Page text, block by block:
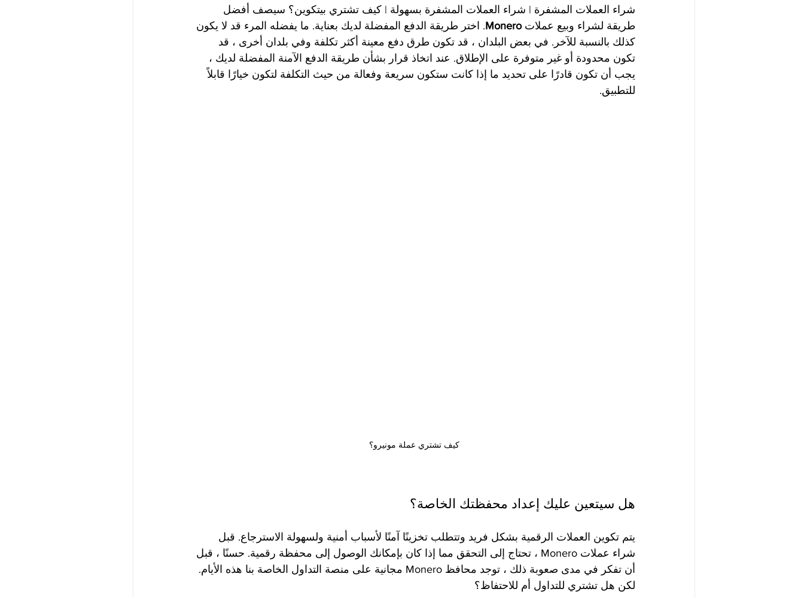
شراء العملات المشفرة | شراء العملات المشفرة بسهولة | كيف تشتري بيتكوين؟ سيصف أفضل
طريقة لشراء وبيع عملات Monero. اختر طريقة الدفع المفضلة لديك بعناية. ما يفضله المرء قد لا يكون
كذلك بالنسبة للآخر. في بعض البلدان ، قد تكون طرق دفع معينة أكثر تكلفة وفي بلدان أخرى ، قد
تكون محدودة أو غير متوفرة على الإطلاق. عند اتخاذ قرار بشأن طريقة الدفع الآمنة المفضلة لديك ،
يجب أن تكون قادرًا على تحديد ما إذا كانت ستكون سريعة وفعالة من حيث التكلفة لتكون خيارًا قابلاً
للتطبيق.
كيف تشتري عملة مونيرو؟
هل سيتعين عليك إعداد محفظتك الخاصة؟
يتم تكوين العملات الرقمية بشكل فريد وتتطلب تخزينًا آمنًا لأسباب أمنية ولسهولة الاسترجاع. قبل
شراء عملات Monero ، تحتاج إلى التحقق مما إذا كان بإمكانك الوصول إلى محفظة رقمية. حسنًا ، قبل
أن تفكر في مدى صعوبة ذلك ، توجد محافظ Monero مجانية على منصة التداول الخاصة بنا هذه الأيام.
لكن هل تشتري للتداول أم للاحتفاظ؟